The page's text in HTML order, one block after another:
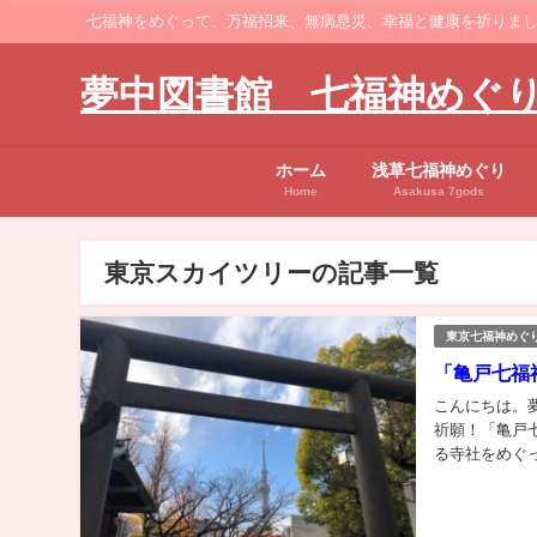
七福神をめぐって、万福招来、無病息災、幸福と健康を祈りま
夢中図書館 七福神めぐ
ホーム
Home
浅草七福神めぐり
Asakusa 7gods
東京スカイツリーの記事一覧
東京七福神めぐ
「亀戸七
こんにちは。
祈願！「亀戸
る寺社をめぐ